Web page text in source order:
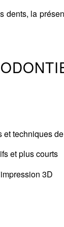
dents, la
techniques
et plus courts
3D